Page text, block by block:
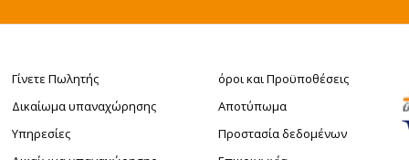
Γίνετε Πωλητής
Δικαίωμα υπαναχώρησης
Υπηρεσίες
όροι και Προϋποθέσεις
Αποτύπωμα
Προστασία δεδομένων